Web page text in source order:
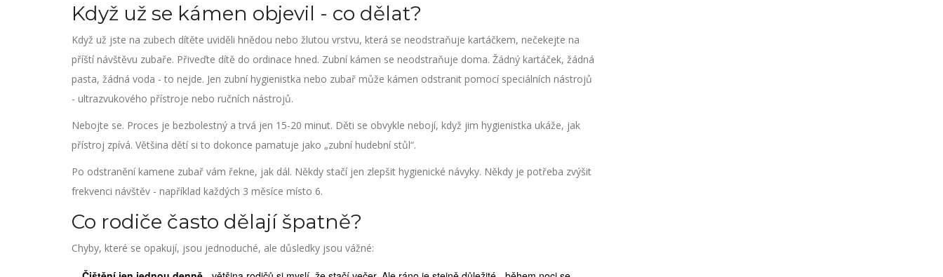
Když už se kámen objevil - co dělat?
Když už jste na zubech dítěte uviděli hnědou nebo žlutou vrstvu, která se neodstraňuje kartáčkem, nečekejte na
příští návštěvu zubaře. Přiveďte dítě do ordinace hned. Zubní kámen se neodstraňuje doma. Žádný kartáček, žádná
pasta, žádná voda - to nejde. Jen zubní hygienistka nebo zubař může kámen odstranit pomocí speciálních nástrojů
- ultrazvukového přístroje nebo ručních nástrojů.
Nebojte se. Proces je bezbolestný a trvá jen 15-20 minut. Děti se obvykle nebojí, když jim hygienistka ukáže, jak
přístroj zpívá. Většina dětí si to dokonce pamatuje jako „zubní hudební stůl“.
Po odstranění kamene zubař vám řekne, jak dál. Někdy stačí jen zlepšit hygienické návyky. Někdy je potřeba zvýšit
frekvenci návštěv - například každých 3 měsíce místo 6.
Co rodiče často dělají špatně?
Chyby, které se opakují, jsou jednoduché, ale důsledky jsou vážné: